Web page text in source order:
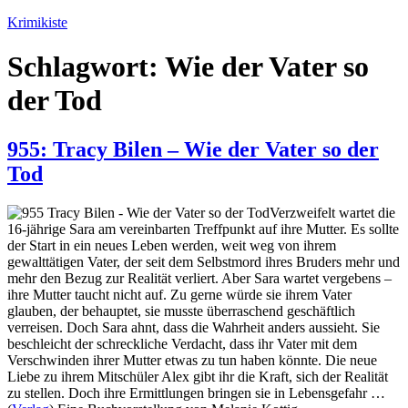
Zum
springen
Krimikiste
Schlagwort: Wie der Vater so
der Tod
955: Tracy Bilen – Wie der Vater so der
Tod
Verzweifelt wartet die
16-jährige Sara am vereinbarten Treffpunkt auf ihre Mutter. Es sollte
der Start in ein neues Leben werden, weit weg von ihrem
gewalttätigen Vater, der seit dem Selbstmord ihres Bruders mehr und
mehr den Bezug zur Realität verliert. Aber Sara wartet vergebens –
ihre Mutter taucht nicht auf. Zu gerne würde sie ihrem Vater
glauben, der behauptet, sie musste überraschend geschäftlich
verreisen. Doch Sara ahnt, dass die Wahrheit anders aussieht. Sie
beschleicht der schreckliche Verdacht, dass ihr Vater mit dem
Verschwinden ihrer Mutter etwas zu tun haben könnte. Die neue
Liebe zu ihrem Mitschüler Alex gibt ihr die Kraft, sich der Realität
zu stellen. Doch ihre Ermittlungen bringen sie in Lebensgefahr …